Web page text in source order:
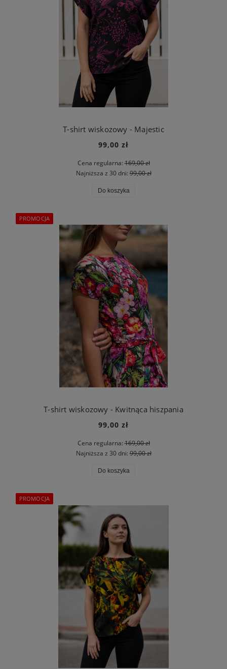
T-shirt wiskozowy - Majestic
99,00 zł
Cena regularna:169,00 zł
Najniższa z 30 dni:99,00 zł
Do koszyka
T-shirt wiskozowy - Kwitnąca hiszpania
99,00 zł
Cena regularna:169,00 zł
Najniższa z 30 dni:99,00 zł
Do koszyka
PROMOCJA
PROMOCJA